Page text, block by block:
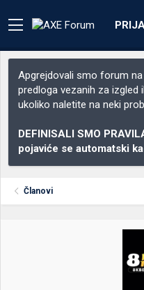
Apgrejdovali smo forum
predloga vezanih za
ukoliko naletite na neki
DEFINISALI SMO
pojaviće se automatski
Članovi